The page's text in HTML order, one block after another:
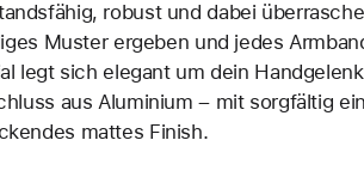
robust und dabei
Muster ergeben und jedes
legt sich elegant um dein
aus Aluminium – mit sorgfältig
mattes Finish.